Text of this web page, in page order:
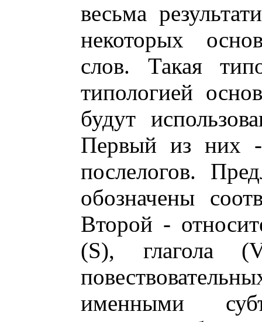
весьма
некоторых
слов. Такая
типологией
будут
Первый из них -
послелогов.
обозначены
Второй -
(S), глагола
именными